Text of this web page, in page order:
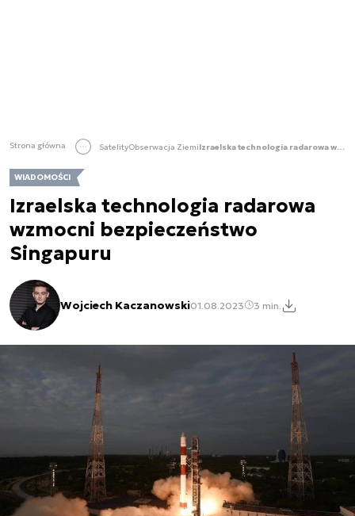
Strona główna SatelityObserwacja Ziemi Izraelska technologia radarowa wzmocni bezpieczeństwo Singapuru
WIADOMOŚCI
Izraelska technologia radarowa
wzmocni bezpieczeństwo
Singapuru
Wojciech Kaczanowski01.08.2023 3 min.